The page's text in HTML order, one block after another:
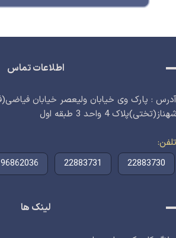
اطلاعات تماس
آدرس : پارک وی خیابان ولیعصر خیابان
شهناز(تختی)پلاک 4 واحد 3 طبقه اول
تلفن
22883730
22883731
96862036
لینک ها